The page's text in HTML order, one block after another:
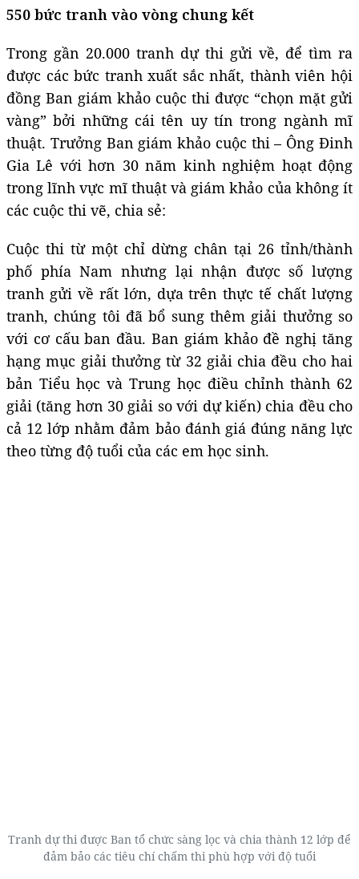
550 bức tranh vào vòng chung kết
Trong gần 20.000 tranh dự thi gửi về, để tìm ra
được các bức tranh xuất sắc nhất, thành viên hội
đồng Ban giám khảo cuộc thi được “chọn mặt gửi
vàng” bởi những cái tên uy tín trong ngành mĩ
thuật. Trưởng Ban giám khảo cuộc thi – Ông Đinh
Gia Lê với hơn 30 năm kinh nghiệm hoạt động
trong lĩnh vực mĩ thuật và giám khảo của không ít
các cuộc thi vẽ, chia sẻ:
Cuộc thi từ một chỉ dừng chân tại 26 tỉnh/thành
phố phía Nam nhưng lại nhận được số lượng
tranh gửi về rất lớn, dựa trên thực tế chất lượng
tranh, chúng tôi đã bổ sung thêm giải thưởng so
với cơ cấu ban đầu. Ban giám khảo đề nghị tăng
hạng mục giải thưởng từ 32 giải chia đều cho hai
bản Tiểu học và Trung học điều chỉnh thành 62
giải (tăng hơn 30 giải so với dự kiến) chia đều cho
cả 12 lớp nhằm đảm bảo đánh giá đúng năng lực
theo từng độ tuổi của các em học sinh.
Tranh dự thi được Ban tổ chức sàng lọc và chia thành 12 lớp để
đảm bảo các tiêu chí chấm thi phù hợp với độ tuổi